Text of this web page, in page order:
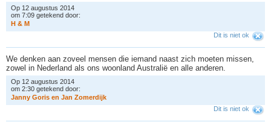
Op 12 augustus 2014
om 7:09 getekend door:
H & M
Dit is niet ok
We denken aan zoveel mensen die iemand naast zich moeten missen,
zowel in Nederland als ons woonland Australië en alle anderen.
Op 12 augustus 2014
om 2:30 getekend door:
Janny Goris en Jan Zomerdijk
Dit is niet ok